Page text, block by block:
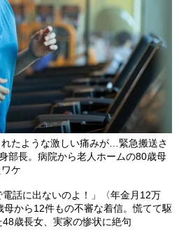
たような激しい痛みが…緊急搬送さ
部長。病院から老人ホームの80歳母
ケ
電話に出ないのよ！」〈年金月12万
母から12件もの不審な着信。慌てて駆
48歳長女、実家の惨状に絶句